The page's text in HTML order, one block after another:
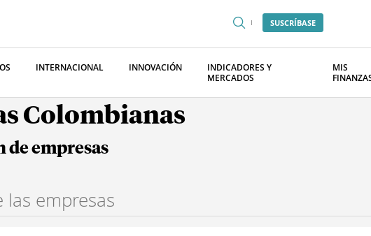
SUSCRÍBASE
INTERNACIONAL INNOVACIÓN
INDICADORES Y
MERCADOS
MIS
Colombianas
de empresas